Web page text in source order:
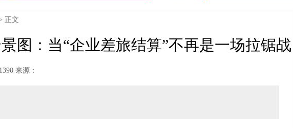
正文
图：当“企业差旅结算”不再是一场拉锯战
来源：